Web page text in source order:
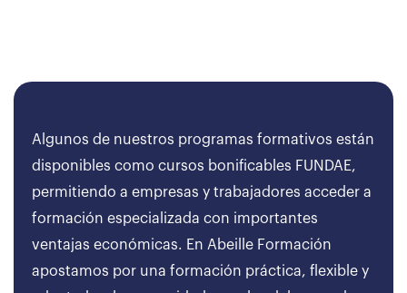
Algunos de nuestros programas formativos están
disponibles como cursos bonificables FUNDAE,
permitiendo a empresas y trabajadores acceder a
formación especializada con importantes
ventajas económicas. En Abeille Formación
apostamos por una formación práctica, flexible y